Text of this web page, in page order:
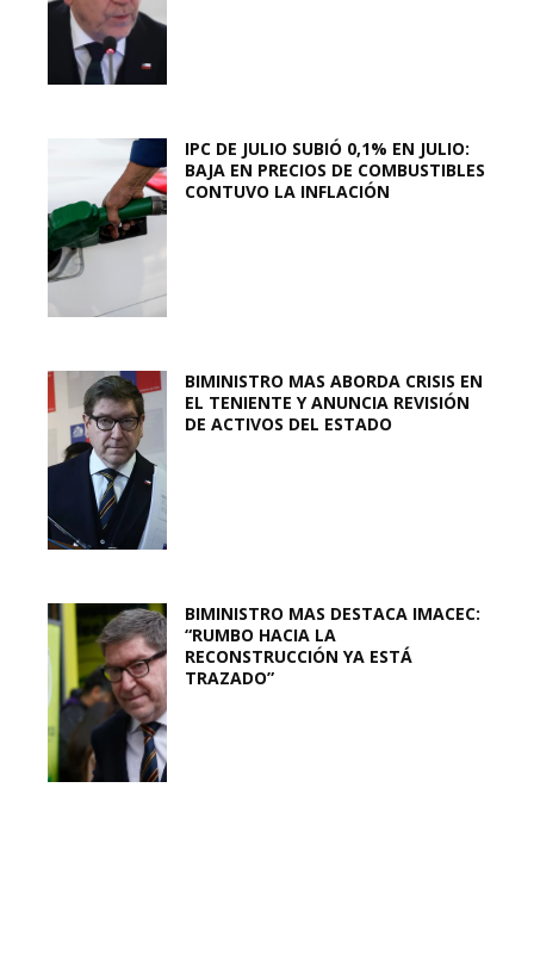
IPC DE JULIO SUBIÓ 0,1% EN JULIO:
BAJA EN PRECIOS DE COMBUSTIBLES
CONTUVO LA INFLACIÓN
BIMINISTRO MAS ABORDA CRISIS EN
EL TENIENTE Y ANUNCIA REVISIÓN
DE ACTIVOS DEL ESTADO
BIMINISTRO MAS DESTACA IMACEC:
“RUMBO HACIA LA
RECONSTRUCCIÓN YA ESTÁ
TRAZADO”